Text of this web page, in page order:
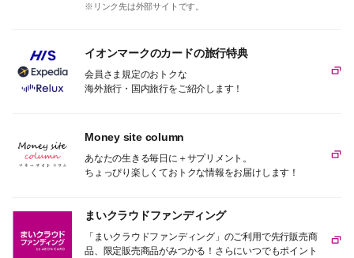
※リンク先は外部サイトです。
イオンマークのカードの旅行特典
会員さま規定のおトクな
海外旅行・国内旅行をご紹介します！
Money site column
あなたの生きる毎日に＋サプリメント。
ちょっぴり楽しくておトクな情報をお届けします！
まいクラウドファンディング
「まいクラウドファンディング」のご利用で先行販売商
品、限定販売商品がみつかる！さらにいつでもポイント